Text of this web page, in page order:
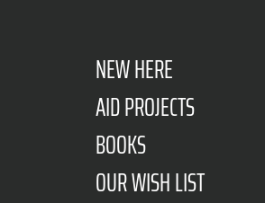
NEW HERE
AID PROJECTS
BOOKS
OUR WISH LIST